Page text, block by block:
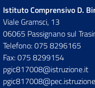
Istituto Comprensivo D.
Viale Gramsci, 13
06065 Passignano sul
Telefono: 075 8296165
Fax: 075 8299154
pgic817008@istruzione.it